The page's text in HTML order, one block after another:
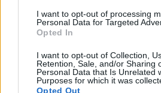
I want to opt-out of processing
Personal Data for Targeted
Opted In
I want to opt-out of Collection,
Retention, Sale, and/or Sharing
Personal Data that Is Unrelated
Purposes for which it was
Opted Out